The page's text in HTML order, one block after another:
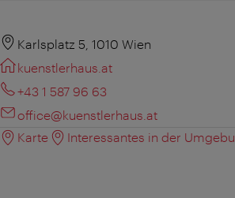
Karlsplatz 5, 1010 Wien
kuenstlerhaus.at
+43 1 587 96 63
office@kuenstlerhaus.at
Karte
Interessantes in der